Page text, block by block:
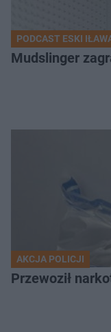
PODCAST ESKI
Mudslinger
AKCJA POLICJI
Przewoził